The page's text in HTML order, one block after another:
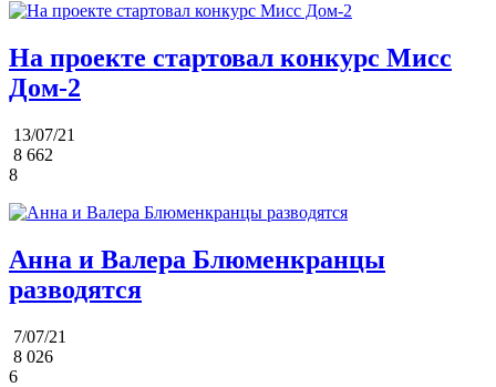
На проекте стартовал конкурс Мисс
Дом-2
13/07/21
8 662
8
Анна и Валера Блюменкранцы
разводятся
7/07/21
8 026
6